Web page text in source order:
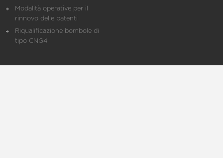
Modalità operative per il
rinnovo delle patenti
Riqualificazione bombole di
tipo CNG4